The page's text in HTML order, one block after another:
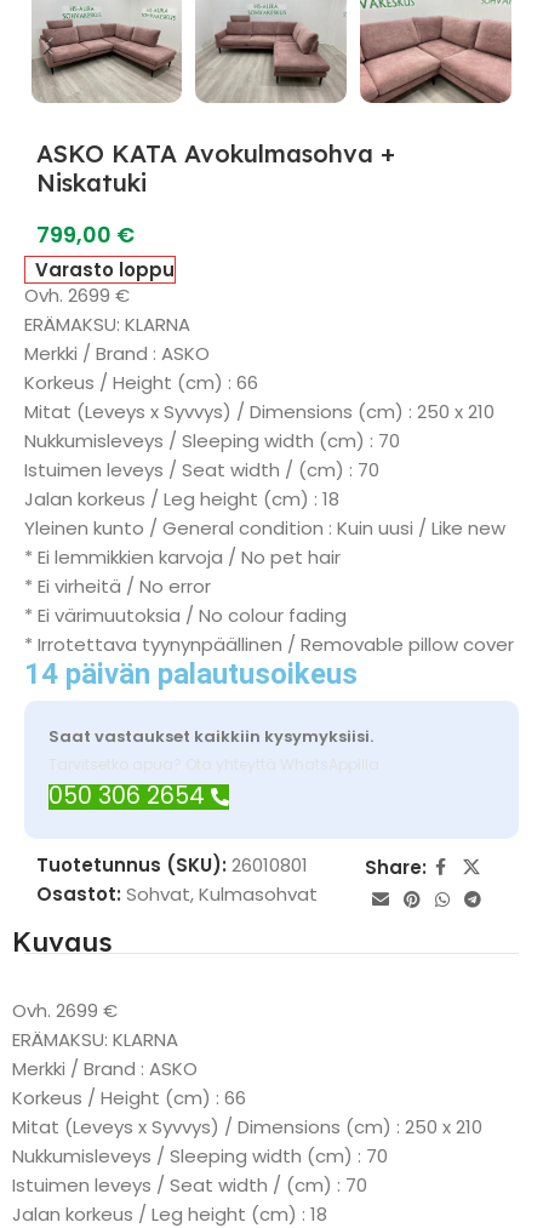
ASKO KATA Avokulmasohva +
Niskatuki
799,00 €
Varasto loppu
Ovh. 2699 €
ERÄMAKSU: KLARNA
Merkki / Brand : ASKO
Korkeus / Height (cm) : 66
Mitat (Leveys x Syvvys) / Dimensions (cm) : 250 x 210
Nukkumisleveys / Sleeping width (cm) : 70
Istuimen leveys / Seat width / (cm) : 70
Jalan korkeus / Leg height (cm) : 18
Yleinen kunto / General condition : Kuin uusi / Like new
* Ei lemmikkien karvoja / No pet hair
* Ei virheitä / No error
* Ei värimuutoksia / No colour fading
* Irrotettava tyynynpäällinen / Removable pillow cover
14 päivän palautusoikeus
Saat vastaukset kaikkiin kysymyksiisi.
Tarvitsetko apua? Ota yhteyttä WhatsAppilla
050 306 2654
Tuotetunnus (SKU): 26010801
Osastot: Sohvat,Kulmasohvat
Share:
Kuvaus
Ovh. 2699 €
ERÄMAKSU: KLARNA
Merkki / Brand : ASKO
Korkeus / Height (cm) : 66
Mitat (Leveys x Syvvys) / Dimensions (cm) : 250 x 210
Nukkumisleveys / Sleeping width (cm) : 70
Istuimen leveys / Seat width / (cm) : 70
Jalan korkeus / Leg height (cm) : 18